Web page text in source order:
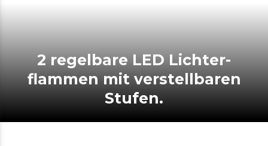
2 regelbare LED Lichter-
flammen mit verstellbaren
Stufen.